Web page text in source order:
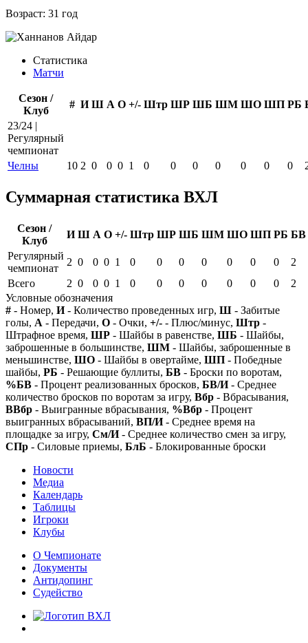
Возраст: 31 год
Статистика
Матчи
Сезон /
Клуб
# И Ш А О +/- Штр ШР ШБ ШМ ШО ШП РБ
23/24 |
Регулярный
чемпионат
Челны
10 2 0 0 0 1 0 0 0 0 0 0 0
Суммарная статистика ВХЛ
Сезон /
Клуб
И Ш А О +/- Штр ШР ШБ ШМ ШО ШП РБ БВ
Регулярный
чемпионат
2 0 0 0 1 0 0 0 0 0 0 0
2
Всего
2 0 0 0 1 0 0 0 0 0 0 0
2
Условные обозначения
# - Номер, И- Количество проведенных игр, Ш - Забитые
голы, А - Передачи, О - Очки, +/- - Плюс/минус, Штр -
Штрафное время, ШР - Шайбы в равенстве, ШБ - Шайбы,
заброшенные в большинстве, ШМ - Шайбы, заброшенные в
меньшинстве, ШО - Шайбы в овертайме, ШП - Победные
шайбы, РБ - Решающие буллиты, БВ - Броски по воротам,
%БВ - Процент реализованных бросков, БВ/И- Среднее
количество бросков по воротам за игру, Вбр - Вбрасывания,
ВВбр - Выигранные вбрасывания, %Вбр - Процент
выигранных вбрасываний, ВП/И- Среднее время на
площадке за игру, См/И- Среднее количество смен за игру,
СПр - Силовые приемы, БлБ - Блокированные броски
Новости
Медиа
Календарь
Таблицы
Игроки
Клубы
О Чемпионате
Документы
Антидопинг
Судейство